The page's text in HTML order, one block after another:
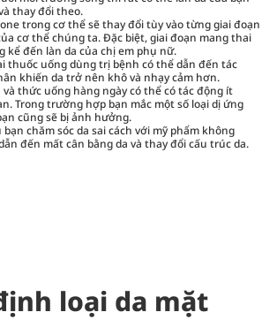
thay đổi theo.
trong cơ thể sẽ thay đổi tùy vào từng giai đoạn
cơ thể chúng ta. Đặc biệt, giai đoạn mang thai
kể đến làn da của chị em phụ nữ.
thuốc uống dùng trị bệnh có thể dẫn đến tác
khiến da trở nên khô và nhạy cảm hơn.
thức uống hàng ngày có thể có tác động ít
Trong trường hợp bạn mắc một số loại dị ứng
cũng sẽ bị ảnh hưởng.
bạn chăm sóc da sai cách với mỹ phẩm không
đến mất cân bằng da và thay đổi cấu trúc da.
loại da mặt